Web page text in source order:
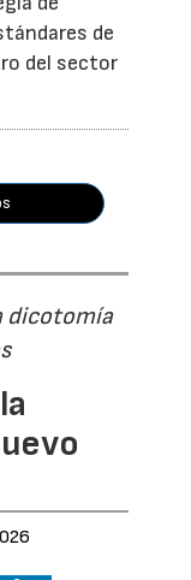
de
del sector
dicotomía